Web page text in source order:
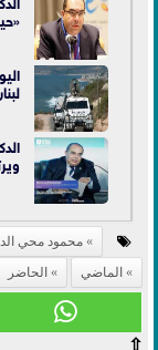
محمود محي
الماضي
الحاضر